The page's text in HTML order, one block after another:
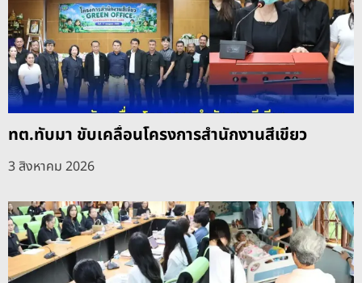
ทต.ทับมา ขับเคลื่อนโครงการสำนักงานสีเขียว
3 สิงหาคม 2026